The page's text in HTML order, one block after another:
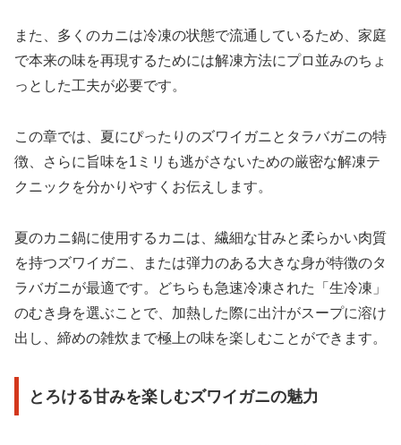
また、多くのカニは冷凍の状態で流通しているため、家庭
で本来の味を再現するためには解凍方法にプロ並みのちょ
っとした工夫が必要です。
この章では、夏にぴったりのズワイガニとタラバガニの特
徴、さらに旨味を1ミリも逃がさないための厳密な解凍テ
クニックを分かりやすくお伝えします。
夏のカニ鍋に使用するカニは、繊細な甘みと柔らかい肉質
を持つズワイガニ、または弾力のある大きな身が特徴のタ
ラバガニが最適です。どちらも急速冷凍された「生冷凍」
のむき身を選ぶことで、加熱した際に出汁がスープに溶け
出し、締めの雑炊まで極上の味を楽しむことができます。
とろける甘みを楽しむズワイガニの魅力